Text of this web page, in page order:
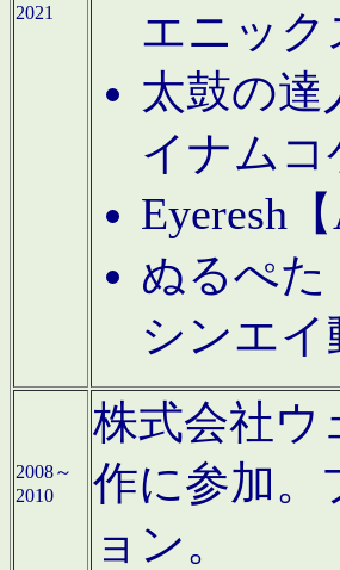
2021
エニック
太鼓の達
イナム
Eyeresh
ぬるぺた
シンエイ
2008～
2010
株式会社ウ
作に参加。
ョン。